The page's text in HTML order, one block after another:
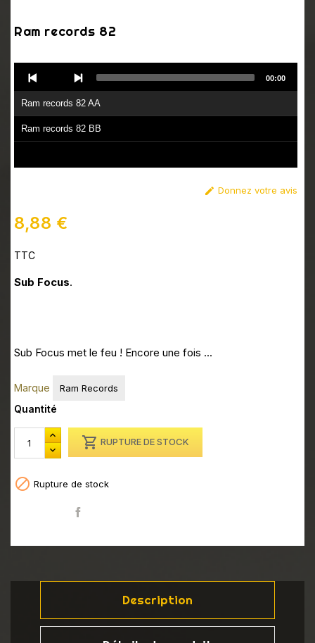
Ram records 82
Player
Ram records 82 AA
Ram records 82 BB
00:00
 Donnez votre avis
8,88 €
TTC
Sub Focus.
Sub Focus met le feu ! Encore une fois ...
Marque Ram Records
Quantité
 RUPTURE DE STOCK
 Rupture de stock
Description